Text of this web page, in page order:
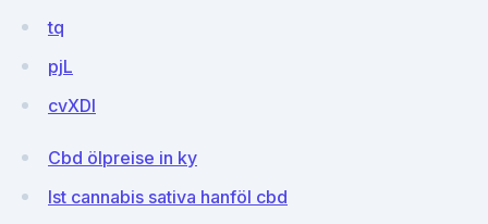
tq
pjL
cvXDI
Cbd ölpreise in ky
Ist cannabis sativa hanföl cbd